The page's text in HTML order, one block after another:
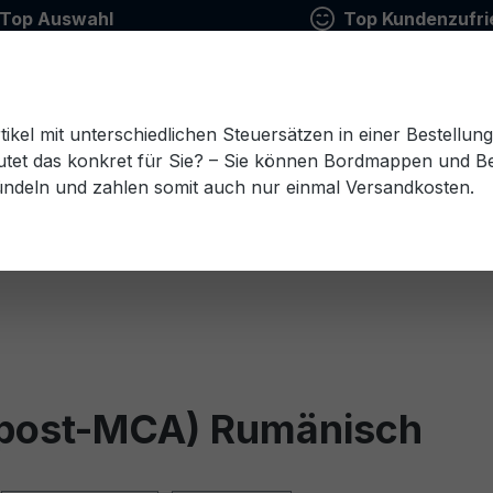
Top Auswahl Top
Estnisch Finnisch Französisch Griechisch
MCA) Rumänisch
mit unterschiedlichen Steuersätzen in einer
das konkret für Sie? – Sie können Bordmappen und
und zahlen somit auch nur einmal Versandkosten.